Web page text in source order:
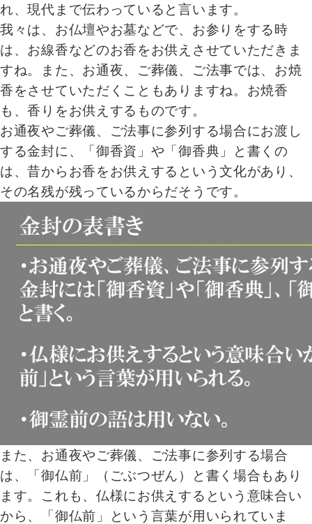
れ、現代まで伝わっていると言います。
我々は、お仏壇やお墓などで、お参りをする時
は、お線香などのお香をお供えさせていただきま
すね。また、お通夜、ご葬儀、ご法事では、お焼
香をさせていただくこともありますね。お焼香
も、香りをお供えするものです。
お通夜やご葬儀、ご法事に参列する場合にお渡し
する金封に、「御香資」や「御香典」と書くの
は、昔からお香をお供えするという文化があり、
その名残が残っているからだそうです。
また、お通夜やご葬儀、ご法事に参列する場合
は、「御仏前」（ごぶつぜん）と書く場合もあり
ます。これも、仏様にお供えするという意味合い
から、「御仏前」という言葉が用いられていま